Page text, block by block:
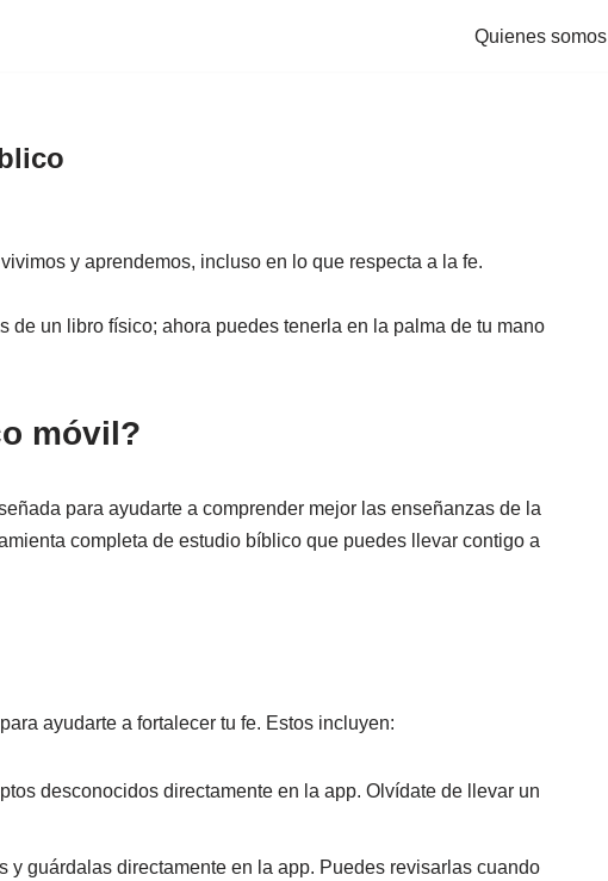
Quienes somos
y aprendemos, incluso en lo que respecta a la fe.
de un libro físico; ahora puedes tenerla en la palma de tu mano
móvil?
para ayudarte a comprender mejor las enseñanzas de la
completa de estudio bíblico que puedes llevar contigo a
ayudarte a fortalecer tu fe. Estos incluyen:
desconocidos directamente en la app. Olvídate de llevar un
y guárdalas directamente en la app. Puedes revisarlas cuando